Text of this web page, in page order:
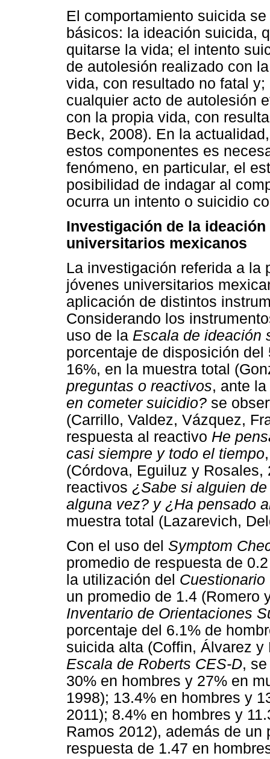
El comportamiento suicida
básicos: la ideación suicida,
quitarse la vida; el intento
de autolesión realizado con
vida, con resultado no fatal
cualquier acto de autolesión
con la propia vida, con
Beck, 2008). En la
estos componentes es
fenómeno, en particular, el
posibilidad de indagar al
ocurra un intento o suicidio
Investigación de la
universitarios mexicanos
La investigación referida a la
jóvenes universitarios
aplicación de distintos
Considerando los
uso de la Escala de ideación
porcentaje de disposición
16%, en la muestra total
preguntas o reactivos, ante
en cometer suicidio? se
(Carrillo, Valdez, Vázquez,
respuesta al reactivo He
casi siempre y todo el tiempo
(Córdova, Eguiluz y
reactivos ¿Sabe si alguien
alguna vez? y ¿Ha pensado
muestra total (Lazarevich,
Con el uso del Symptom
promedio de respuesta de
la utilización del Cuestionario
un promedio de 1.4 (Romero
Inventario de Orientaciones
porcentaje del 6.1% de
suicida alta (Coffin, Álvarez
Escala de Roberts CES-D,
30% en hombres y 27% en
1998); 13.4% en hombres y
2011); 8.4% en hombres y
Ramos 2012), además de
respuesta de 1.47 en